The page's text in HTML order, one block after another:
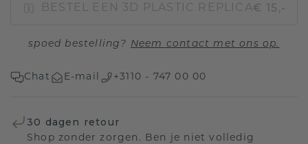
BESTEL EEN 3D PLASTIC REPLICA€ 15,-
spoed bestelling? Neem contact met ons op.
Chat E-mail +3110 - 747 00 00
30 dagen retour
Shop zonder zorgen. Ben je niet volledig